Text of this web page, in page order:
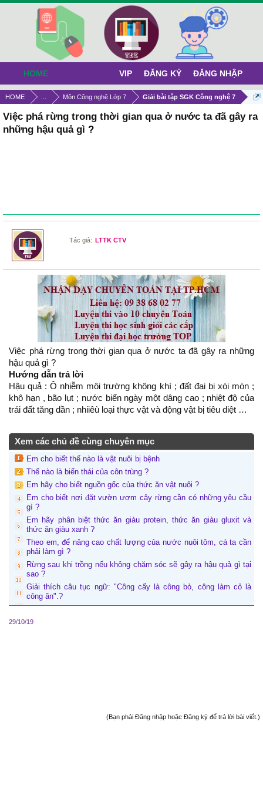
HOME Môn Công nghệ Lớp 7 Giải bài tập SGK Công nghệ 7
Việc phá rừng trong thời gian qua ở nước ta đã gây ra
những hậu quả gì ?
Tác giả: LTTK CTV
Việc phá rừng trong thời gian qua ở nước ta đã gây ra những
hậu quả gì ?
Hướng dẫn trả lời
Hậu quả : Ô nhiễm môi trường không khí ; đất đai bị xói mòn ;
khô hạn , bão lụt ; nước biển ngày một dâng cao ; nhiệt độ của
trái đất tăng dần ; nhiiêù loại thực vật và động vật bị tiêu diệt …
Xem các chủ đề cùng chuyên mục
Em cho biết thế nào là vật nuôi bị bệnh
Thế nào là biến thái của côn trùng ?
Em hãy cho biết nguồn gốc của thức ăn vật nuôi ?
Em cho biết nơi đặt vườn ươm cây rừng cần có những yêu cầu
gì ?
Em hãy phân biệt thức ăn giàu protein, thức ăn giàu gluxit và
thức ăn giàu xanh ?
Theo em, để nâng cao chất lượng của nước nuôi tôm, cá ta cần
phải làm gì ?
Rừng sau khi trồng nếu không chăm sóc sẽ gây ra hậu quả gì tại
sao ?
Giải thích câu tục ngữ: "Công cấy là công bỏ, công làm cỏ là
công ăn".?
29/10/19
(Bạn phải Đăng nhập hoặc Đăng ký để trả lời bài viết.)
HOME VIP ĐĂNG KÝ ĐĂNG NHẬP